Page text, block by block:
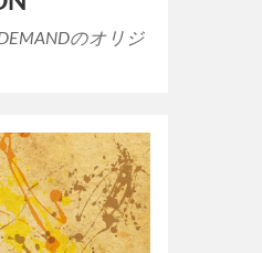
のオリジ